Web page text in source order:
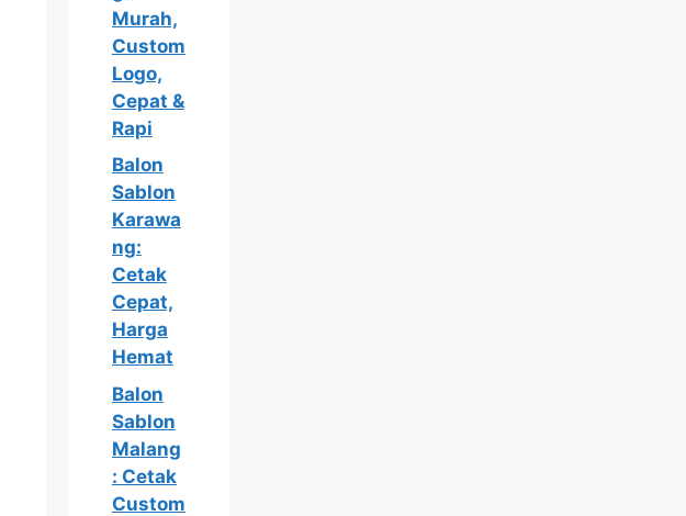
Murah,
Custom
Logo,
Cepat &
Rapi
Balon
Sablon
Karawa
ng:
Cetak
Cepat,
Harga
Hemat
Balon
Sablon
Malang
: Cetak
Custom